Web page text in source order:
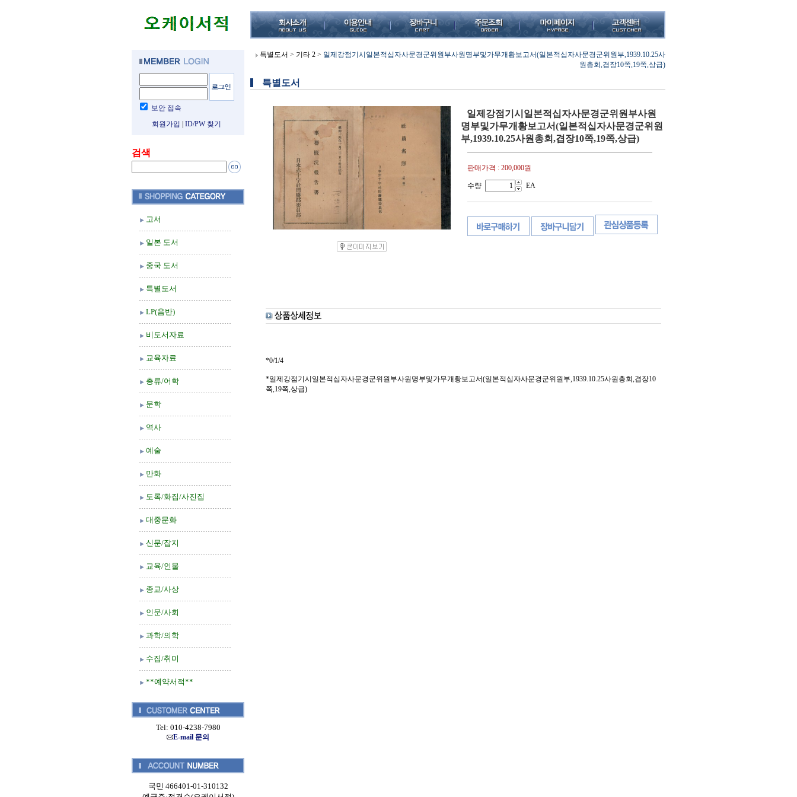
보안 접속
회원가입
ID/PW 찾기
검색
고서
일본 도서
중국 도서
특별도서
LP(음반)
비도서자료
교육자료
총류/어학
문학
역사
예술
만화
도록/화집/사진집
대중문화
신문/잡지
교육/인물
종교/사상
인문/사회
과학/의학
수집/취미
**예약서적**
Tel: 010-4238-7980
E-mail 문의
국민 466401-01-310132
특별도서 > 기타 2 > 일제강점기시일본적십자사문경군위원부사원명부및가무개황보고서(일본적십자사문경군위원부,1939.10.25사
원총회,겹장10쪽,19쪽,상급)
특별도서
일제강점기시일본적십자사문경군위원부사원
명부및가무개황보고서(일본적십자사문경군위원
부,1939.10.25사원총회,겹장10쪽,19쪽,상급)
판매가격 : 200,000원
수량 EA
*0/1/4
*일제강점기시일본적십자사문경군위원부사원명부및가무개황보고서(일본적십자사문경군위원부,1939.10.25사원총회,겹장10
쪽,19쪽,상급)